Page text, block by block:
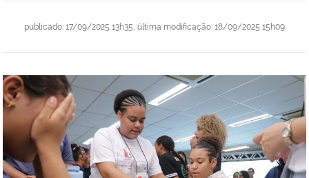
publicado: 17/09/2025 13h35 última modificação: 18/09/2025 15h09